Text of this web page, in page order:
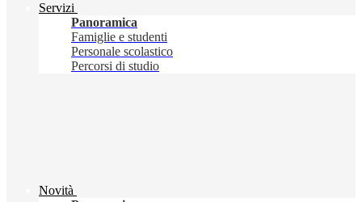
Servizi
Panoramica
Famiglie e studenti
Personale scolastico
Percorsi di studio
Novità